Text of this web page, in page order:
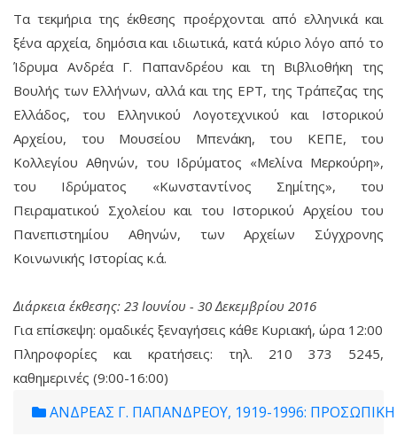
Τα τεκμήρια της έκθεσης προέρχονται από ελληνικά και
ξένα αρχεία, δημόσια και ιδιωτικά, κατά κύριο λόγο από το
Ίδρυμα Ανδρέα Γ. Παπανδρέου και τη Βιβλιοθήκη της
Βουλής των Ελλήνων, αλλά και της ΕΡΤ, της Τράπεζας της
Ελλάδος, του Ελληνικού Λογοτεχνικού και Ιστορικού
Αρχείου, του Μουσείου Μπενάκη, του ΚΕΠΕ, του
Κολλεγίου Αθηνών, του Ιδρύματος «Μελίνα Μερκούρη»,
του Ιδρύματος «Κωνσταντίνος Σημίτης», του
Πειραματικού Σχολείου και του Ιστορικού Αρχείου του
Πανεπιστημίου Αθηνών, των Αρχείων Σύγχρονης
Κοινωνικής Ιστορίας κ.ά.
Διάρκεια έκθεσης: 23 Ιουνίου - 30 Δεκεμβρίου 2016
Για επίσκεψη: ομαδικές ξεναγήσεις κάθε Κυριακή, ώρα 12:00
Πληροφορίες και κρατήσεις: τηλ. 210 373 5245,
καθημερινές (9:00-16:00)
ΑΝΔΡΕΑΣ Γ. ΠΑΠΑΝΔΡΕΟΥ, 1919-1996: